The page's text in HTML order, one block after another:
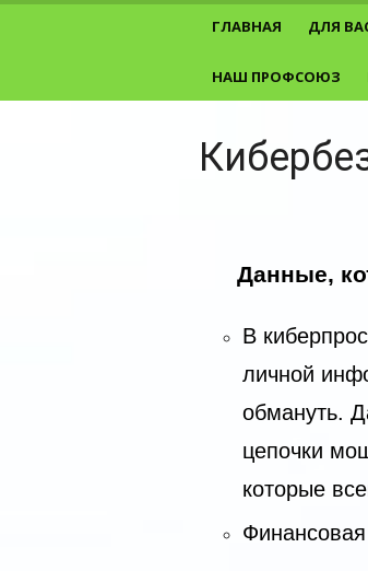
ГЛАВНАЯ ДЛЯ
НАШ ПРОФСОЮЗ
Данные,
В
личной
обмануть.
цепочки
которые